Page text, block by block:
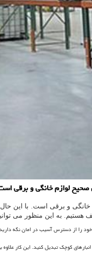
لوازم خانگی و برقی
و برقی است. با این
به این منظور می توانید
را از دسترس آسیب در امان نگه
کوچک تبدیل کنید. این کار